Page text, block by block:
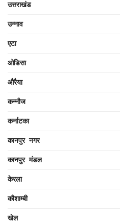
उत्तराखंड
उन्नाव
एटा
ओडिसा
औरैया
कन्नौज
कर्नाटका
कानपुर नगर
कानपुर मंडल
केरला
कौशाम्बी
खेल